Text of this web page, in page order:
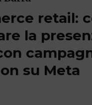
retail:
la
su Meta